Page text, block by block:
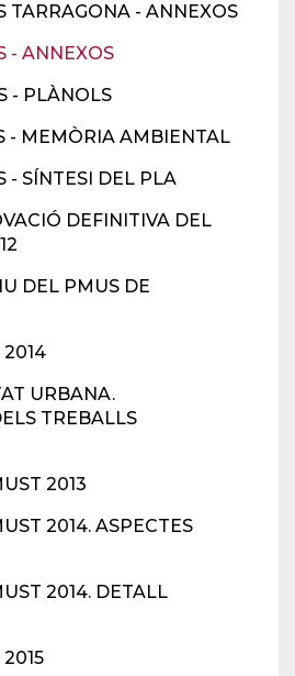
TARRAGONA - ANNEXOS
- ANNEXOS
- PLÀNOLS
- MEMÒRIA AMBIENTAL
- SÍNTESI DEL PLA
DEFINITIVA DEL
DEL PMUS DE
2014
URBANA.
TREBALLS
2013
2014. ASPECTES
2014. DETALL